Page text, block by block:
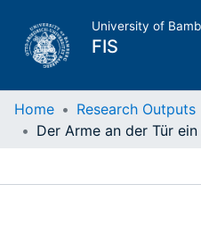
University of
FIS
Home
Home Research Outputs